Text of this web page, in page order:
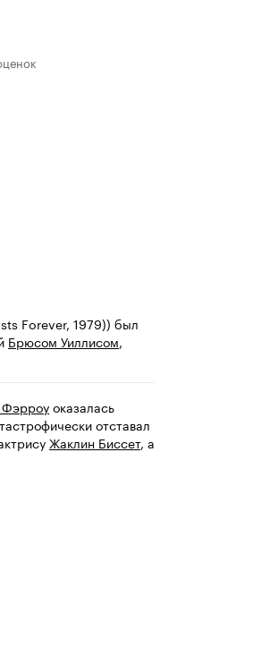
Forever, 1979)) был
Брюсом Уиллисом,
оказалась
отставал
Жаклин Биссет, а